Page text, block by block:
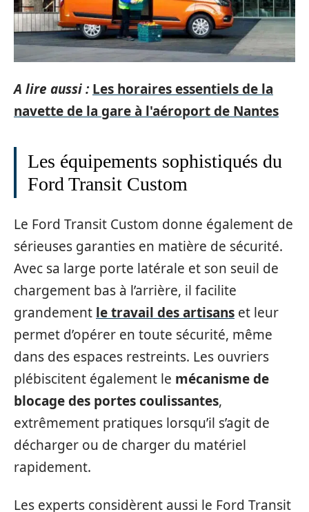
A lire aussi : Les horaires essentiels de la
navette de la gare à l'aéroport de Nantes
Les équipements sophistiqués du
Ford Transit Custom
Le Ford Transit Custom donne également de
sérieuses garanties en matière de sécurité.
Avec sa large porte latérale et son seuil de
chargement bas à l’arrière, il facilite
grandement le travail des artisans et leur
permet d’opérer en toute sécurité, même
dans des espaces restreints. Les ouvriers
plébiscitent également le mécanisme de
blocage des portes coulissantes,
extrêmement pratiques lorsqu’il s’agit de
décharger ou de charger du matériel
rapidement.
Les experts considèrent aussi le Ford Transit